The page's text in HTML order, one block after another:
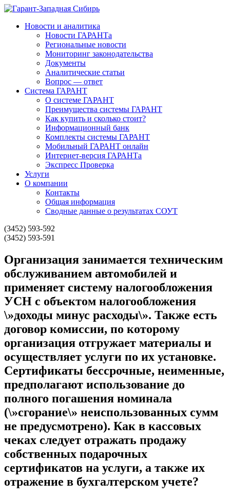
Новости и аналитика
Новости ГАРАНТа
Региональные новости
Мониторинг законодательства
Документы
Аналитические статьи
Вопрос — ответ
Система ГАРАНТ
О системе ГАРАНТ
Преимущества системы ГАРАНТ
Как купить и сколько стоит?
Информационный банк
Комплекты системы ГАРАНТ
Мобильный ГАРАНТ онлайн
Интернет-версия ГАРАНТа
Экспресс Проверка
Услуги
О компании
Контакты
Общая информация
Сводные данные о результатах СОУТ
(3452) 593-592
(3452) 593-591
Организация занимается техническим
обслуживанием автомобилей и
применяет систему налогообложения
УСН с объектом налогообложения
\»доходы минус расходы\». Также есть
договор комиссии, по которому
организация отгружает материалы и
осуществляет услуги по их установке.
Сертификаты бессрочные, неименные,
предполагают использование до
полного погашения номинала
(\»сгорание\» неиспользованных сумм
не предусмотрено). Как в кассовых
чеках следует отражать продажу
собственных подарочных
сертификатов на услуги, а также их
отражение в бухгалтерском учете?